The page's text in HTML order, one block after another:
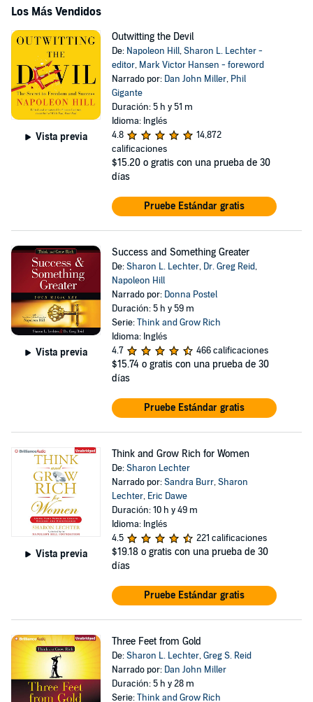
Los Más Vendidos
Vista previa
Outwitting the Devil
De: Napoleon Hill,Sharon L. Lechter -
editor, Mark Victor Hansen - foreword
Narrado por: Dan John Miller, Phil
Gigante
Duración: 5 h y 51 m
Idioma: Inglés
4.8
14,872
calificaciones
$15.20 o gratis con una prueba de 30
días
Pruebe Estándar gratis
Vista previa
Success and Something Greater
De:Sharon L. Lechter, Dr. Greg Reid,
Napoleon Hill
Narrado por: Donna Postel
Duración: 5 h y 59 m
Serie:Think and Grow Rich
Idioma: Inglés
4.7
466 calificaciones
$15.74 o gratis con una prueba de 30
días
Pruebe Estándar gratis
Vista previa
Think and Grow Rich for Women
De:Sharon Lechter
Narrado por:Sandra Burr,Sharon
Lechter, Eric Dawe
Duración: 10 h y 49 m
Idioma: Inglés
4.5
221 calificaciones
$19.18 o gratis con una prueba de 30
días
Pruebe Estándar gratis
Three Feet from Gold
De:Sharon L. Lechter,Greg S. Reid
Narrado por: Dan John Miller
Duración: 5 h y 28 m
Serie:Think and Grow Rich